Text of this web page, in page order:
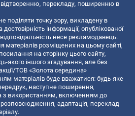
перекладу, поширенню в
поділяти точку зору, викладену в
інформації, опублікованої
несе рекламодавець.
матеріалів розміщених на цьому сайті,
на сторінку цього сайту,
якого іншого згадування, але без
ТОВ «Золота середина»
матеріалів буде вважатися: будь-яке
наступне поширення,
з використанням, включенням до
розповсюдження, адаптація, переклад